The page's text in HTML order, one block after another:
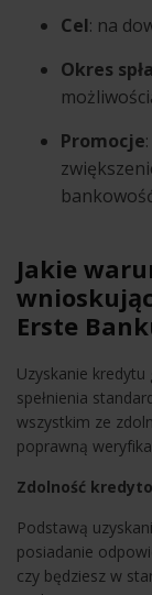
Cel: na
Okres
Promocje
Jakie
Erste
Uzyskanie
spełnienia
wszystkim ze
poprawną
Zdolność
Podstawą
posiadanie
czy będziesz w